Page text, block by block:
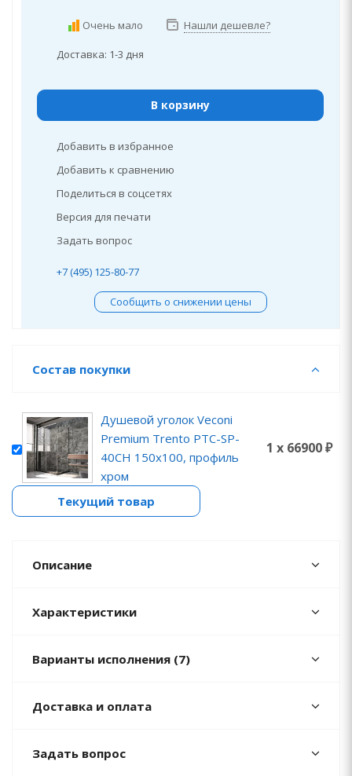
Очень мало Нашли дешевле?
Доставка: 1-3 дня
В корзину
Добавить в избранное
Добавить к сравнению
Поделиться в соцсетях
Версия для печати
Задать вопрос
+7 (495) 125-80-77
Сообщить о снижении цены
Состав покупки
Душевой уголок Veconi
Premium Trento PTC-SP-
40CH 150x100, профиль
хром
1 x 66900 ₽
Текущий товар
Описание
Характеристики
Варианты исполнения (7)
Доставка и оплата
Задать вопрос